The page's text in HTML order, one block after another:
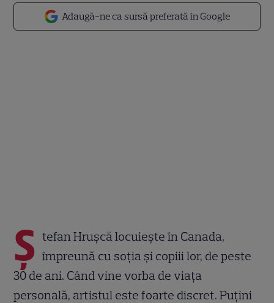
Adaugă-ne ca sursă preferată în Google
Ș tefan Hrușcă locuiește în Canada,
împreună cu soția și copiii lor, de peste
30 de ani. Când vine vorba de viața
personală, artistul este foarte discret. Puțini